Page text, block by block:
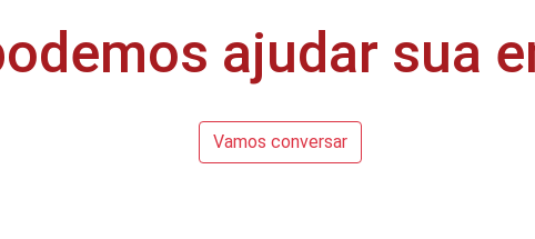
ajudar sua
Vamos conversar